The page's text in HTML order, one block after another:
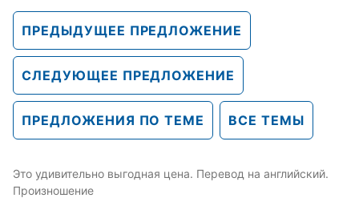
ПРЕДЫДУЩЕЕ ПРЕДЛОЖЕНИЕ
СЛЕДУЮЩЕЕ ПРЕДЛОЖЕНИЕ
ПРЕДЛОЖЕНИЯ ПО ТЕМЕ ВСЕ ТЕМЫ
Это удивительно выгодная цена. Перевод на английский.
Произношение